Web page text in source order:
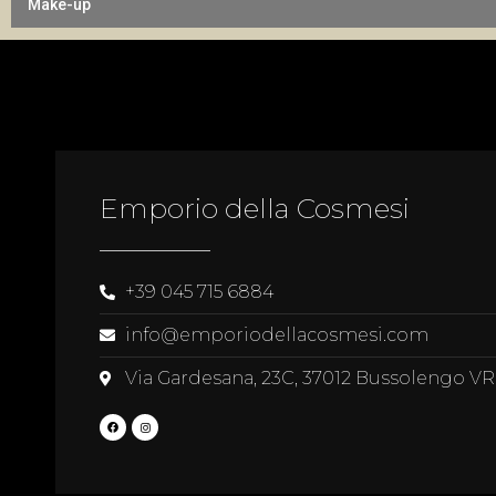
Make-up
Emporio della Cosmesi
+39 045 715 6884
info@emporiodellacosmesi.com
Via Gardesana, 23C, 37012 Bussolengo VR